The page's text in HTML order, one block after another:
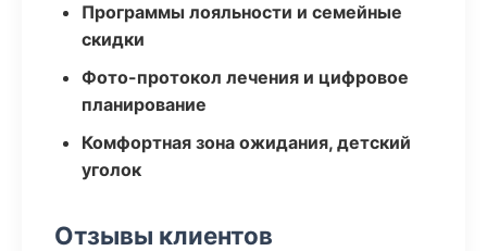
Программы лояльности и семейные
скидки
Фото-протокол лечения и цифровое
планирование
Комфортная зона ожидания, детский
уголок
Отзывы клиентов